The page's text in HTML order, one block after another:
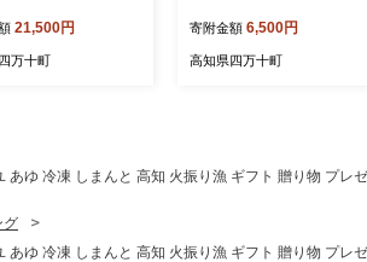
こめ 精米 特別栽培
ブレンド米 ／Bm
21,500円
万十町
ク Ahc-B06 国産 ぶた肉 豚
肉 肉 お肉 もも 国産豚肉 国
寄附金額 6,500円
高知県四万十町
ゆ 冷凍 しまんと 高知 火振り漁 ギフト 贈り物 プレ
グ
ゆ 冷凍 しまんと 高知 火振り漁 ギフト 贈り物 プレ